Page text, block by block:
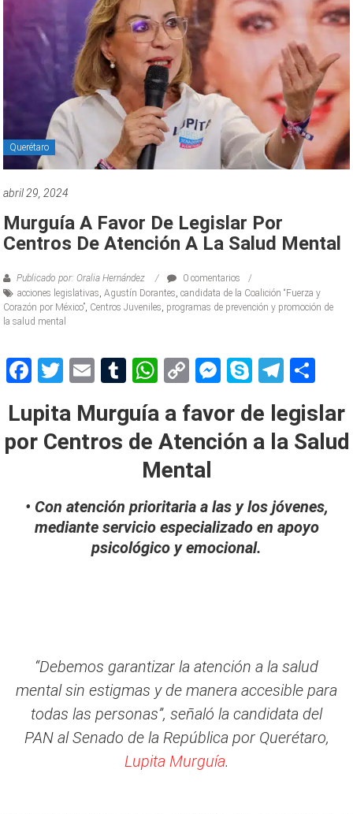
Querétaro
abril 29, 2024
Murguía A Favor De Legislar Por
Centros De Atención A La Salud Mental
Publicado por: Oralia Hernández
0 comentarios
acciones legislativas ,Agustín Dorantes ,candidata de la Coalición “Fuerza y
Corazón por México” Centros Juveniles programas de prevención y promoción de
la salud mental
Facebook
Twitter
EmailTumblr
WhatsApp
CopyMessenger
Skype
Lupita Murguía a favor de legislar
por Centros de Atención a la Salud
Mental
• Con atención prioritaria a las y los jóvenes,
mediante servicio especializado en apoyo
psicológico y emocional.
“Debemos garantizar la atención a la salud
mental sin estigmas y de manera accesible para
todas las personas”, señaló la candidata del
PAN al Senado de la República por Querétaro,
Lupita Murguía.